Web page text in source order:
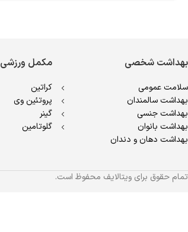
بهداشت شخصی
سلامت عمومی
بهداشت سالمندان
بهداشت جنسی
بهداشت بانوان
بهداشت دهان و دندان
مکمل ورزشی
کراتین
پروتئین وی
گینر
گلوتامین
تمام حقوق برای ویتالایف محفوظ است.